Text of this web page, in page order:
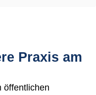
Praxis am
öffentlichen